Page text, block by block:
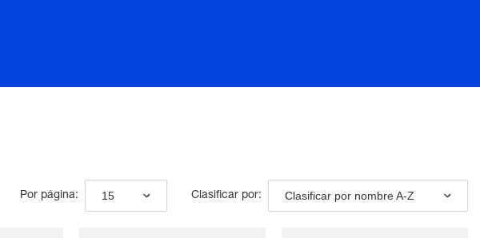
Por página: 15 Clasificar por: Clasificar por nombre A-Z